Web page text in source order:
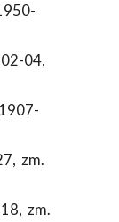
04,
, zm.
, zm.